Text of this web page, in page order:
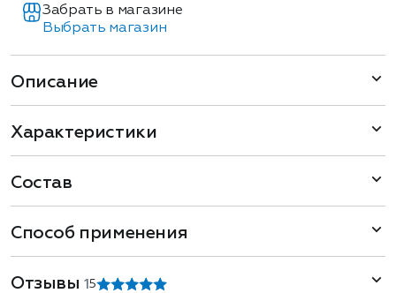
Забрать в магазине
Выбрать магазин
Описание
Характеристики
Состав
Способ применения
Отзывы1 5